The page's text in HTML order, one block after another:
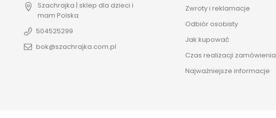
Szachrajka | sklep dla dzieci i
mam Polska
504525299
bok@szachrajka.com.pl
Zwroty i reklamacje
Odbiór osobisty
Jak kupować
Czas realizacji zamówienia
Najważniejsze informacje